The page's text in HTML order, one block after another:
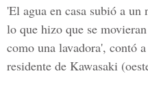
'El agua en casa subió a
lo que hizo que se
como una lavadora', contó
residente de Kawasaki